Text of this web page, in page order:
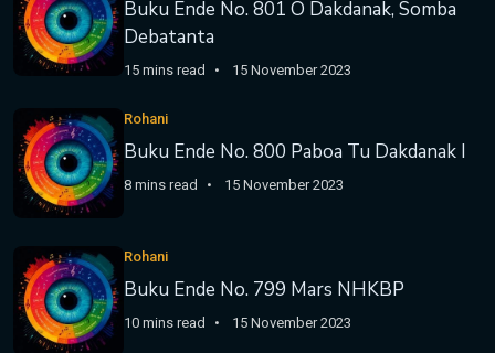
Buku Ende No. 801 O Dakdanak, Somba
Debatanta
15 mins read 15 November 2023
Rohani
Buku Ende No. 800 Paboa Tu Dakdanak I
8 mins read 15 November 2023
Rohani
Buku Ende No. 799 Mars NHKBP
10 mins read 15 November 2023